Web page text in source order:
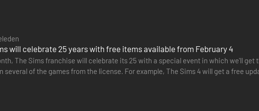
will celebrate 25 years with free items available from February 4
The Sims franchise will celebrate its 25 with a special event in which we'll
several of the games from the license. For example, The Sims 4 will get a free
clothes, accessories, hairstyles, furniture…